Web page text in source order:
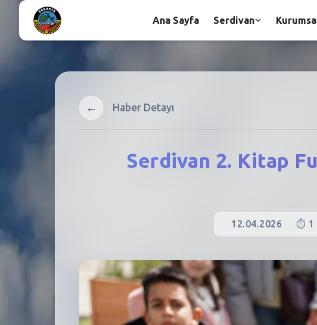
← Haber Detayı
Serdivan 2. Kitap
12.04.2026 ⏱️ 1
Ana Sayfa Serdivan